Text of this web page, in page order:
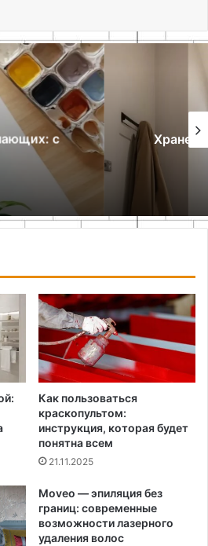
Без рубрики
в маленькой прихожей:
и решения
Как пользоваться
краскопультом:
инструкция, которая будет
понятна всем
21.11.2025
Moveo — эпиляция без
границ: современные
возможности лазерного
удаления волос